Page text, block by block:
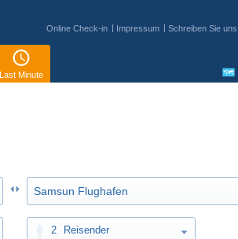
Online Check-in Impressum Schreiben Sie uns
Last Minute
2 Reisender